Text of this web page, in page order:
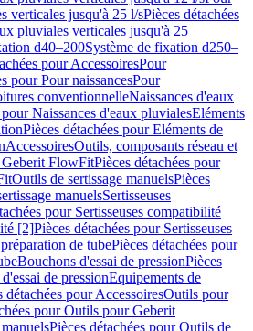
verticales jusqu'à 25 l/sPièces détachées
pluviales verticales jusqu'à 25
d40–200Système de fixation d250–
pour AccessoiresPour
pour Pour naissancesPour
conventionnelleNaissances d'eaux
pour Naissances d'eaux pluvialesEléments
Pièces détachées pour Eléments de
AccessoiresOutils, composants réseau et
FlowFitPièces détachées pour
Outils de sertissage manuelsPièces
manuelsSertisseuses
pour Sertisseuses compatibilité
[2]Pièces détachées pour Sertisseuses
de tubePièces détachées pour
Bouchons d'essai de pressionPièces
de pressionEquipements de
détachées pour AccessoiresOutils pour
pour Outils pour Geberit
Pièces détachées pour Outils de